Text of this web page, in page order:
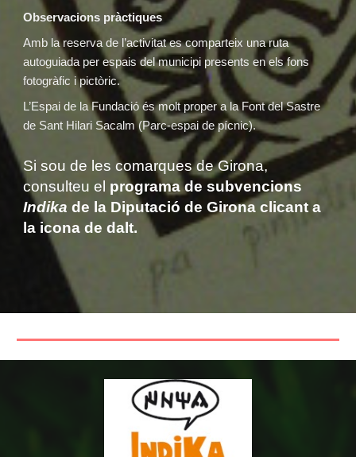
Observacions pràctiques
Amb la reserva de l’activitat es comparteix una ruta
autoguiada per espais del municipi presents en els fons
fotogràfic i pictòric.
L’Espai de la Fundació és molt proper a la Font del Sastre
de Sant Hilari Sacalm (Parc-espai de pícnic).
Si sou de les comarques de Girona,
consulteu el programa de subvencions
Indikade la Diputació de Girona clicant a
la icona de dalt.